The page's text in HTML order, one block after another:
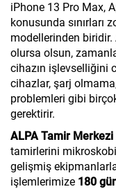
iPhone 13 Pro Max,
konusunda sınırları
modellerinden biridir.
olursa olsun,
cihazın işlevselliğini
cihazlar, şarj
problemleri gibi
gerektirir.
ALPA Tamir Merkezi
tamirlerini
gelişmiş
işlemlerimize 180